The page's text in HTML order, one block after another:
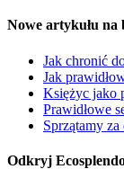
Nowe artykułu na
Jak chronić
Jak
Księżyc jako
Prawidłowe
Sprzątamy za
Odkryj